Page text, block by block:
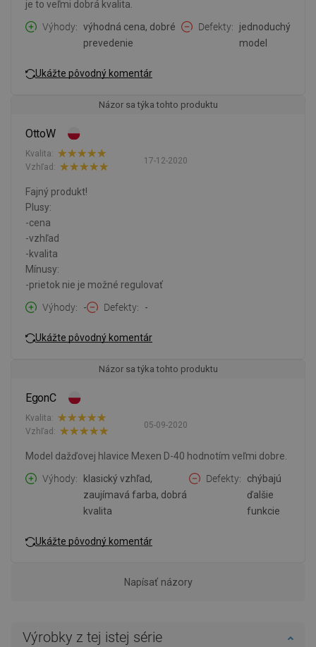
je to veľmi dobrá kvalita.
Výhody
výhodná cena, dobré
prevedenie
Defekty
jednoduchý
model
Ukážte pôvodný komentár
Názor sa týka tohto produktu
OttoW
17-12-2020
Kvalita:
Vzhľad:
Fajný produkt!
Plusy:
-cena
-vzhľad
-kvalita
Mínusy:
-prietok nie je možné regulovať
Výhody
- Defekty -
Ukážte pôvodný komentár
Názor sa týka tohto produktu
EgonC
05-09-2020
Kvalita:
Vzhľad:
Model dažďovej hlavice Mexen D-40 hodnotím veľmi dobre.
Výhody
klasický vzhľad,
zaujímavá farba, dobrá
kvalita
Defekty
chýbajú
ďalšie
funkcie
Ukážte pôvodný komentár
Napísať názory
Výrobky z tej istej série